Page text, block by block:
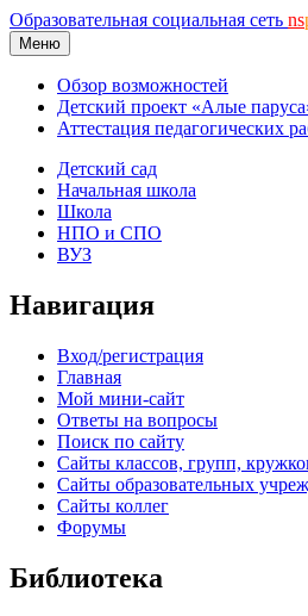
Образовательная социальная сеть ns
Меню
Обзор возможностей
Детский проект «Алые
Аттестация педагогических
Детский сад
Начальная школа
Школа
НПО и СПО
ВУЗ
Навигация
Вход/регистрация
Главная
Мой мини-сайт
Ответы на вопросы
Поиск по сайту
Сайты классов, групп,
Сайты образовательных
Сайты коллег
Форумы
Библиотека